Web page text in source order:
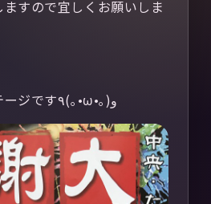
すので宜しくお願いしま
ウエストビル前のステージです٩(｡•ω•｡) و